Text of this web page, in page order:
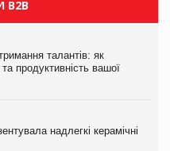
B2B
талантів: як
продуктивність вашої
надлегкі керамічні